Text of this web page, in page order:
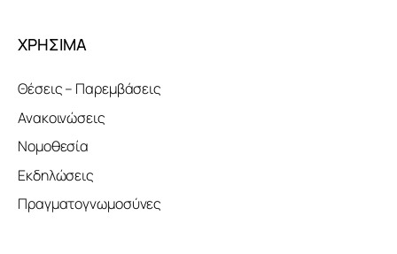
ΧΡΗΣΙΜΑ
Θέσεις – Παρεμβάσεις
Ανακοινώσεις
Νομοθεσία
Εκδηλώσεις
Πραγματογνωμοσύνες